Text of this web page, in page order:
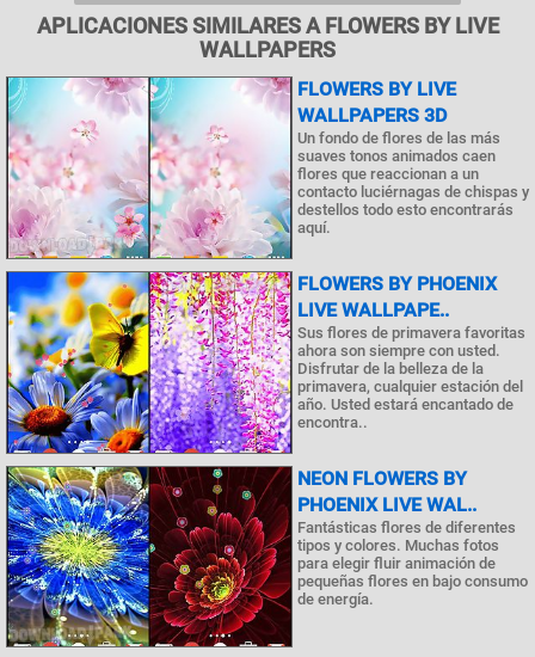
APLICACIONES SIMILARES A FLOWERS BY LIVE
WALLPAPERS
FLOWERS BY LIVE
WALLPAPERS 3D
Un fondo de flores de las más
suaves tonos animados caen
flores que reaccionan a un
contacto luciérnagas de chispas y
destellos todo esto encontrarás
aquí.
FLOWERS BY PHOENIX
LIVE WALLPAPE..
Sus flores de primavera favoritas
ahora son siempre con usted.
Disfrutar de la belleza de la
primavera, cualquier estación del
año. Usted estará encantado de
encontra..
NEON FLOWERS BY
PHOENIX LIVE WAL..
Fantásticas flores de diferentes
tipos y colores. Muchas fotos
para elegir fluir animación de
pequeñas flores en bajo consumo
de energía.